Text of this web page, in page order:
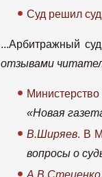
Суд решил
...Арбитражный
отзывами
«Новая
В.Ширяев. В
вопросы о